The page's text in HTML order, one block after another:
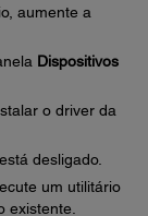
aumente a
Dispositivos
o driver da
está desligado.
um utilitário
existente.